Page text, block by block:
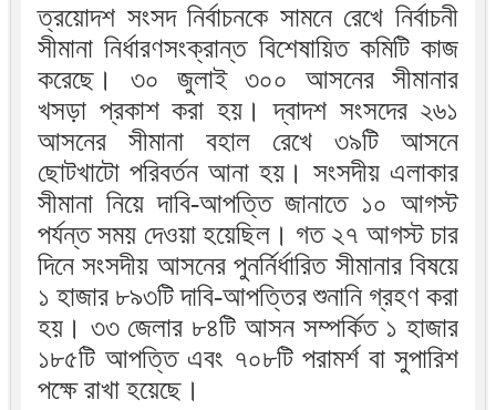
ত্রয়োদশ সংসদ নির্বাচনকে সামনে রেখে নির্বাচনী
সীমানা নির্ধারণসংক্রান্ত বিশেষায়িত কমিটি কাজ
করেছে। ৩০ জুলাই ৩০০ আসনের সীমানার
খসড়া প্রকাশ করা হয়। দ্বাদশ সংসদের ২৬১
আসনের সীমানা বহাল রেখে ৩৯টি আসনে
ছোটখাটো পরিবর্তন আনা হয়। সংসদীয় এলাকার
সীমানা নিয়ে দাবি-আপত্তি জানাতে ১০ আগস্ট
পর্যন্ত সময় দেওয়া হয়েছিল। গত ২৭ আগস্ট চার
দিনে সংসদীয় আসনের পুনর্নির্ধারিত সীমানার বিষয়ে
১ হাজার ৮৯৩টি দাবি-আপত্তির শুনানি গ্রহণ করা
হয়। ৩৩ জেলার ৮৪টি আসন সম্পর্কিত ১ হাজার
১৮৫টি আপত্তি এবং ৭০৮টি পরামর্শ বা সুপারিশ
পক্ষে রাখা হয়েছে।